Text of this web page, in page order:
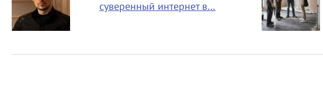
суверенный интернет в…